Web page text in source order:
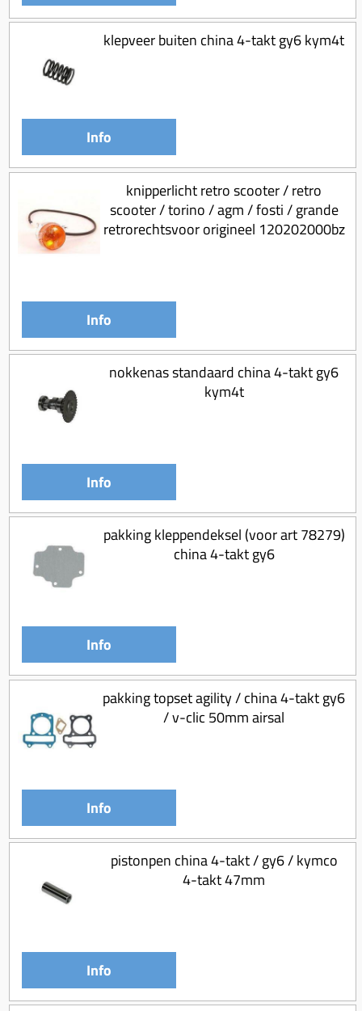
klepveer buiten china 4-takt gy6 kym4t
Info
knipperlicht retro scooter / retro
scooter / torino / agm / fosti / grande
retrorechtsvoor origineel 120202000bz
Info
nokkenas standaard china 4-takt gy6
kym4t
Info
pakking kleppendeksel (voor art 78279)
china 4-takt gy6
Info
pakking topset agility / china 4-takt gy6
/ v-clic 50mm airsal
Info
pistonpen china 4-takt / gy6 / kymco
4-takt 47mm
Info